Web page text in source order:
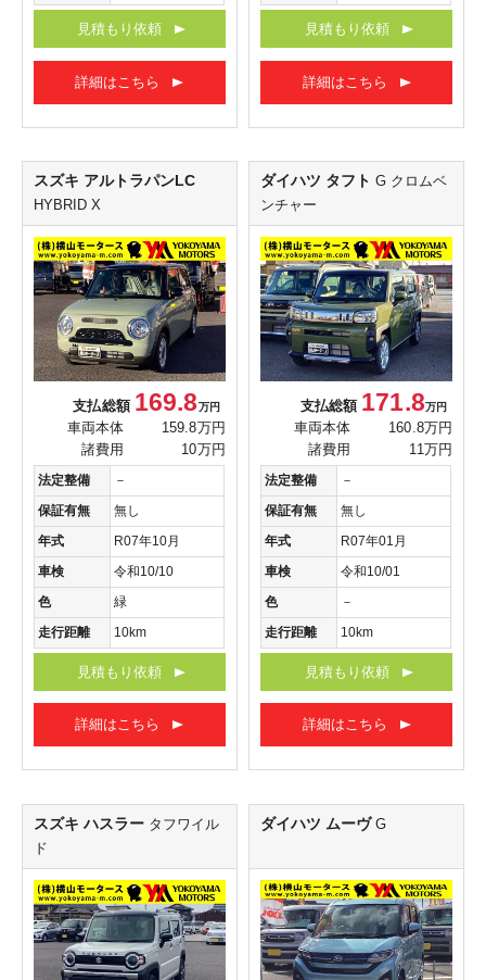
見積もり依頼
詳細はこちら
見積もり依頼
詳細はこちら
スズキ アルトラパンLC
HYBRID X
支払総額 169.8万円
車両本体
159.8万円
諸費用
10万円
法定整備
－
保証有無
無し
年式
R07年10月
車検
令和10/10
色
緑
走行距離
10km
見積もり依頼
詳細はこちら
ダイハツ タフトG クロムベ
ンチャー
支払総額 171.8万円
車両本体
160.8万円
諸費用
11万円
法定整備
－
保証有無
無し
年式
R07年01月
車検
令和10/01
色
－
走行距離
10km
見積もり依頼
詳細はこちら
スズキ ハスラー タフワイル
ド
ダイハツ ムーヴG